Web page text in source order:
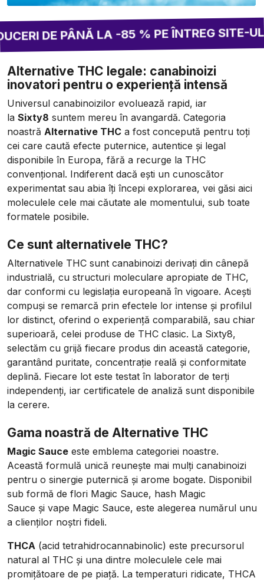
LA -85 % PE ÎNTREG SITE-UL! 2
Alternative THC legale: canabinoizi
inovatori pentru o experiență intensă
Universul canabinoizilor evoluează rapid, iar
la Sixty8 suntem mereu în avangardă. Categoria
noastră Alternative THC a fost concepută pentru toți
cei care caută efecte puternice, autentice și legal
disponibile în Europa, fără a recurge la THC
convențional. Indiferent dacă ești un cunoscător
experimentat sau abia îți începi explorarea, vei găsi aici
moleculele cele mai căutate ale momentului, sub toate
formatele posibile.
Ce sunt alternativele THC?
Alternativele THC sunt canabinoizi derivați din cânepă
industrială, cu structuri moleculare apropiate de THC,
dar conformi cu legislația europeană în vigoare. Acești
compuși se remarcă prin efectele lor intense și profilul
lor distinct, oferind o experiență comparabilă, sau chiar
superioară, celei produse de THC clasic. La Sixty8,
selectăm cu grijă fiecare produs din această categorie,
garantând puritate, concentrație reală și conformitate
deplină. Fiecare lot este testat în laborator de terți
independenți, iar certificatele de analiză sunt disponibile
la cerere.
Gama noastră de Alternative THC
Magic Sauce este emblema categoriei noastre.
Această formulă unică reunește mai mulți canabinoizi
pentru o sinergie puternică și arome bogate. Disponibil
sub formă de flori Magic Sauce, hash Magic
Sauce și vape Magic Sauce, este alegerea numărul unu
a clienților noștri fideli.
THCA (acid tetrahidrocannabinolic) este precursorul
natural al THC și una dintre moleculele cele mai
promițătoare de pe piață. La temperaturi ridicate, THCA